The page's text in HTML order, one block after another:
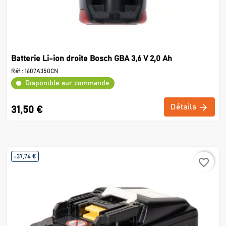
Batterie Li-ion droite Bosch GBA 3,6 V 2,0 Ah
Réf : 1607A350CN
Disponible sur commande
31,50 € Détails
-37,74 €
favorite_border